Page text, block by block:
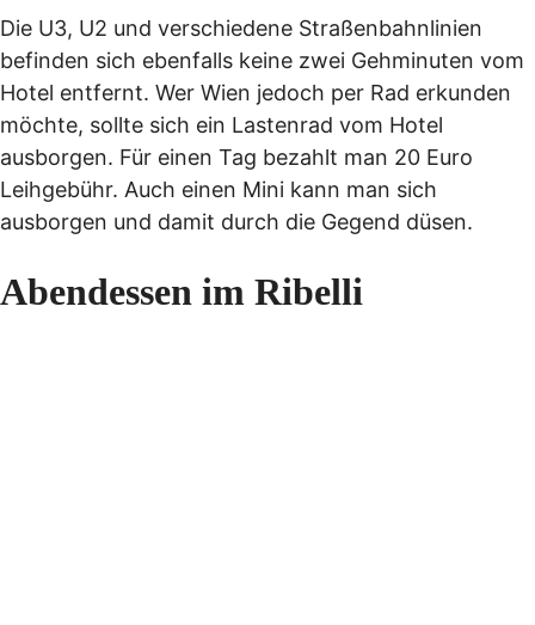
Die U3, U2 und verschiedene Straßenbahnlinien
befinden sich ebenfalls keine zwei Gehminuten vom
Hotel entfernt. Wer Wien jedoch per Rad erkunden
möchte, sollte sich ein Lastenrad vom Hotel
ausborgen. Für einen Tag bezahlt man 20 Euro
Leihgebühr. Auch einen Mini kann man sich
ausborgen und damit durch die Gegend düsen.
Abendessen im Ribelli